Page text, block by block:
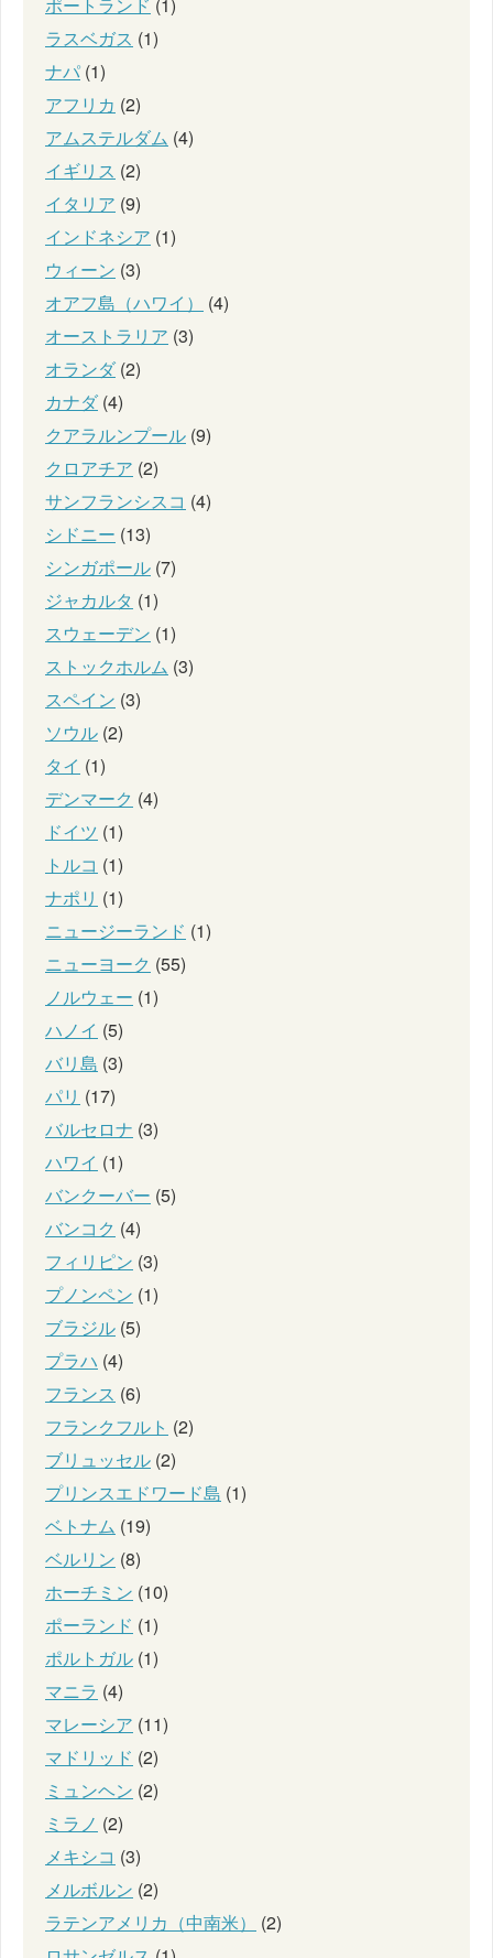
ラスベガス (1)
ナパ (1)
アフリカ (2)
アムステルダム (4)
イギリス (2)
イタリア (9)
インドネシア (1)
ウィーン (3)
オアフ島（ハワイ）
(4)
オーストラリア (3)
オランダ(2)
カナダ(4)
クアラルンプール (9)
クロアチア (2)
サンフランシスコ (4)
シドニー (13)
シンガポール (7)
ジャカルタ (1)
スウェーデン (1)
ストックホルム (3)
スペイン (3)
ソウル (2)
タイ (1)
デンマーク (4)
ドイツ (1)
トルコ (1)
ナポリ (1)
ニュージーランド (1)
ニューヨーク (55)
ノルウェー (1)
ハノイ (5)
バリ島 (3)
パリ (17)
バルセロナ (3)
ハワイ (1)
バンクーバー (5)
バンコク (4)
フィリピン (3)
プノンペン (1)
ブラジル (5)
プラハ (4)
フランス (6)
フランクフルト (2)
ブリュッセル (2)
プリンスエドワード島 (1)
ベトナム (19)
ベルリン (8)
ホーチミン (10)
ポーランド (1)
ポルトガル (1)
マニラ (4)
マレーシア (11)
マドリッド (2)
ミュンヘン (2)
ミラノ (2)
メキシコ (3)
メルボルン (2)
ラテンアメリカ（中南米）
(2)